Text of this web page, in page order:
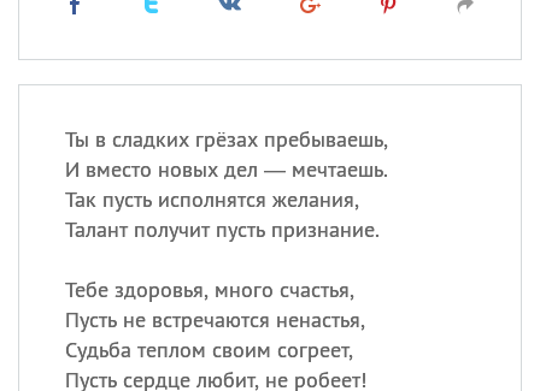
Ты в сладких грёзах пребываешь,
И вместо новых дел — мечтаешь.
Так пусть исполнятся желания,
Талант получит пусть признание.
Тебе здоровья, много счастья,
Пусть не встречаются ненастья,
Судьба теплом своим согреет,
Пусть сердце любит, не робеет!